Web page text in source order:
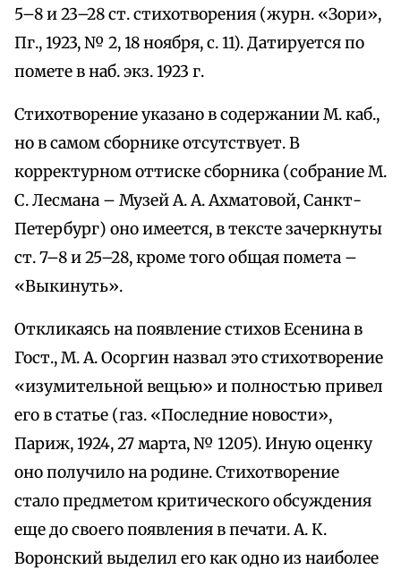
5–8 и 23–28 ст. стихотворения (журн. «Зори»,
Пг., 1923, № 2, 18 ноября, с. 11). Датируется по
помете в наб. экз. 1923 г.
Стихотворение указано в содержании М. каб.,
но в самом сборнике отсутствует. В
корректурном оттиске сборника (собрание М.
С. Лесмана – Музей А. А. Ахматовой, Санкт-
Петербург) оно имеется, в тексте зачеркнуты
ст. 7–8 и 25–28, кроме того общая помета –
«Выкинуть».
Откликаясь на появление стихов Есенина в
Гост., М. А. Осоргин назвал это стихотворение
«изумительной вещью» и полностью привел
его в статье (газ. «Последние новости»,
Париж, 1924, 27 марта, № 1205). Иную оценку
оно получило на родине. Стихотворение
стало предметом критического обсуждения
еще до своего появления в печати. А. К.
Воронский выделил его как одно из наиболее